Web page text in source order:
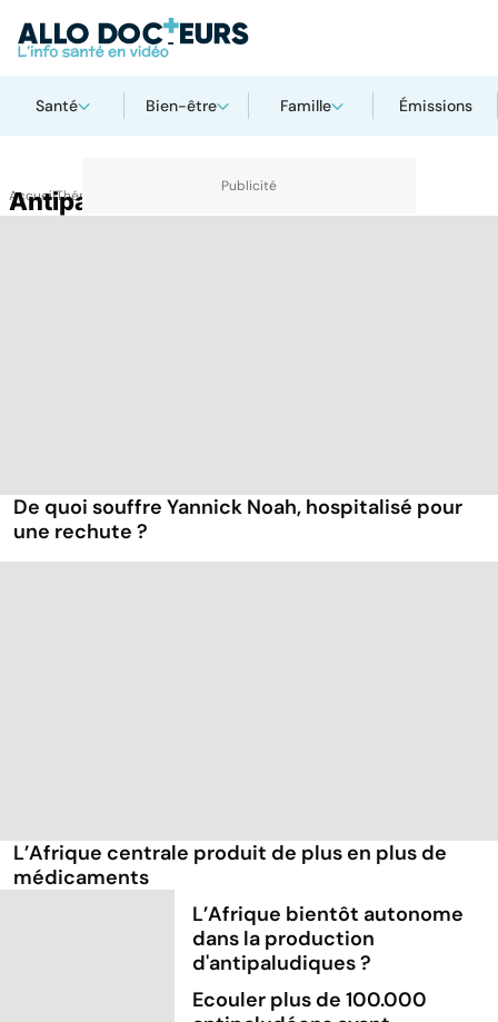
Santé Bien-être Famille Émissions
AccueilThématiques
Antipaludéen
De quoi souffre Yannick Noah, hospitalisé pour
une rechute ?
L’Afrique centrale produit de plus en plus de
médicaments
L’Afrique bientôt autonome
dans la production
d'antipaludiques ?
Ecouler plus de 100.000